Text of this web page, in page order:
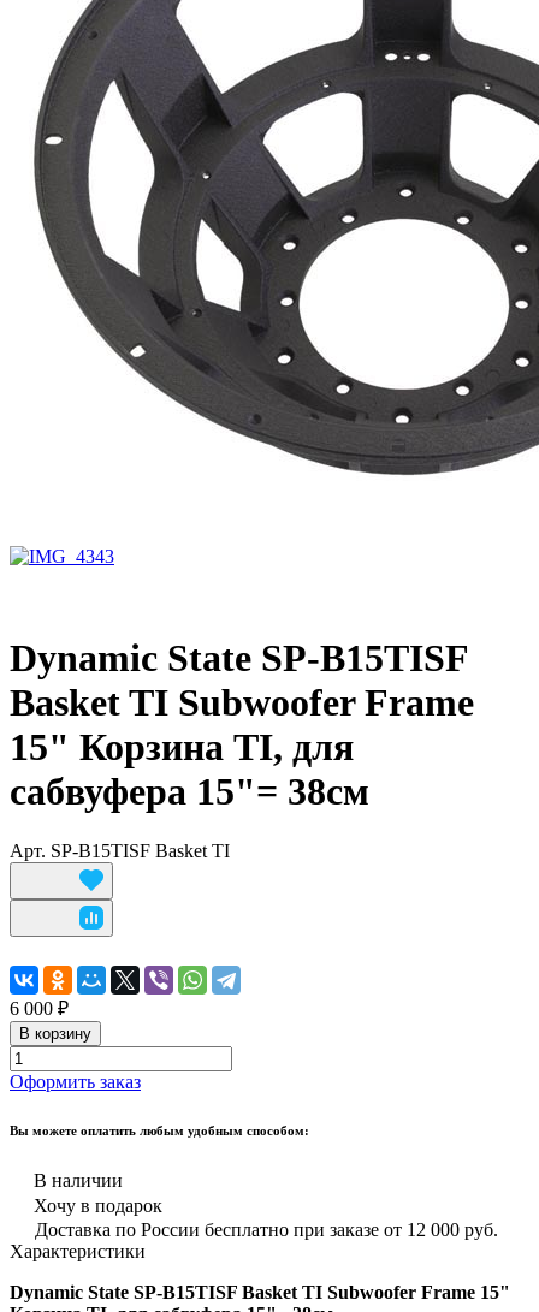
Dynamic State SP-B15TISF
Basket TI Subwoofer Frame
15" Корзина TI, для
сабвуфера 15"= 38см
Арт. SP-B15TISF Basket TI
6 000 ₽
В корзину
Оформить заказ
Вы можете оплатить любым удобным способом:
В наличии
Хочу в подарок
Доставка по России бесплатно при заказе от 12 000 руб.
Характеристики
Dynamic State SP-B15TISF Basket TI Subwoofer Frame 15"